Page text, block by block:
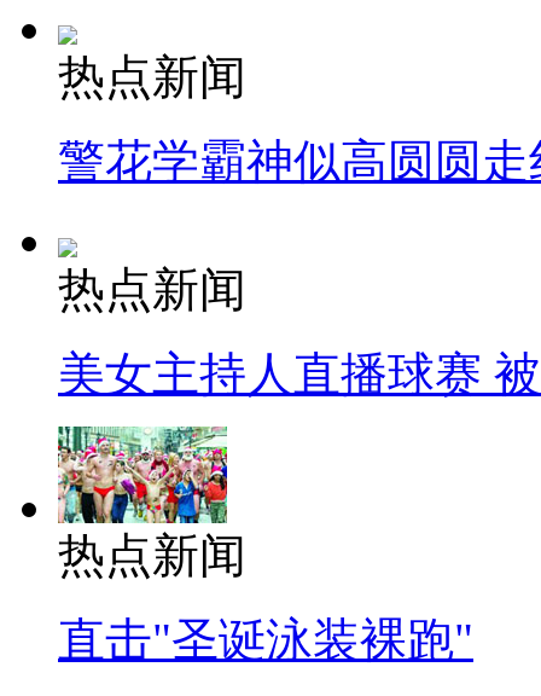
热点新闻
警花学霸神似高圆圆走
热点新闻
美女主持人直播球赛
热点新闻
直击"圣诞泳装裸跑"